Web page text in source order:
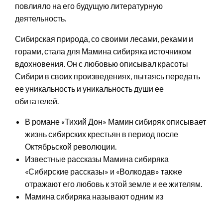
повлияло на его будущую литературную
деятельность.
Сибирская природа, со своими лесами, реками и
горами, стала для Мамина сибиряка источником
вдохновения. Он с любовью описывал красоты
Сибири в своих произведениях, пытаясь передать
ее уникальность и уникальность души ее
обитателей.
В романе «Тихий Дон» Мамин сибиряк описывает
жизнь сибирских крестьян в период после
Октябрьской революции.
Известные рассказы Мамина сибиряка
«Сибирские рассказы» и «Волкодав» также
отражают его любовь к этой земле и ее жителям.
Мамина сибиряка называют одним из